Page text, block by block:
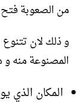
من الصعوبة
و ذلك لان تتنوع
المصنوعة منه و
المكان الذي